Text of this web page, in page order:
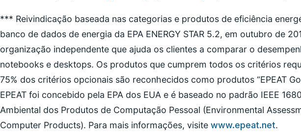
*** Reivindicação baseada nas categorias e produtos de eficiência
banco de dados de energia da EPA ENERGY STAR 5.2, em outubro de
organização independente que ajuda os clientes a comparar o
notebooks e desktops. Os produtos que cumprem todos os critérios
75% dos critérios opcionais são reconhecidos como produtos “EPEAT
EPEAT foi concebido pela EPA dos EUA e é baseado no padrão IEEE
Ambiental dos Produtos de Computação Pessoal (Environmental
Computer Products). Para mais informações, visite www.epeat.net.